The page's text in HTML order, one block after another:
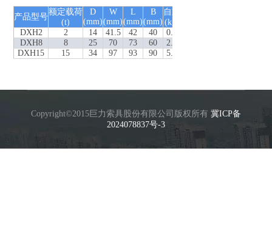
产品型号
额定载荷
(t)
D
(mm)
W
(mm)
L
(mm)
B
(mm)
自重
(kg)
DXH2
2 14 41.5 42 40
0.5
DXH8
8 25 70 73 60
2.1
DXH15
15 34 97 93 90 5.8
Copyright©2015巨力索具股份有限公司版权所有 冀ICP备
2024078837号-3